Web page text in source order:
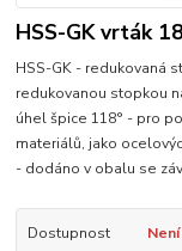
HSS-GK vrták
HSS-GK - redukovaná
redukovanou stopkou
úhel špice 118° - pro
materiálů, jako
- dodáno v obalu se
Dostupnost